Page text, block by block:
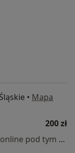
• Mapa
200 zł
Specjalista nie oferuje umawiania online pod tym adresem.